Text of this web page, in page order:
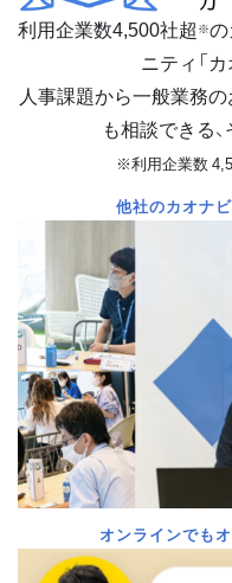
利用企業数4,500社超 ※
ニティ「
人事課題から一般業務の
も相談できる
※利用企業数
他社のカオナ
オンラインでも